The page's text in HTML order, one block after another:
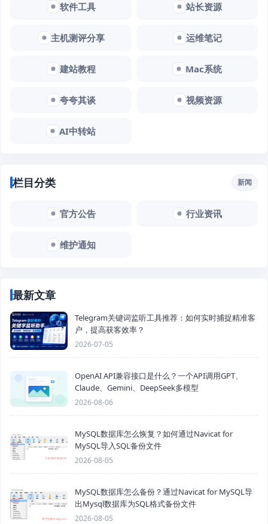
软件工具 站长资源
主机测评分享 运维笔记
建站教程 Mac系统
夸夸其谈 视频资源
AI中转站
栏目分类 新闻
官方公告 行业资讯
维护通知
最新文章
Telegram关键词监听工具推荐：如何实时捕捉精准客
户，提高获客效率？
2026-07-05
OpenAI API兼容接口是什么？一个API调用GPT、
Claude、Gemini、DeepSeek多模型
2026-08-06
MySQL数据库怎么恢复？如何通过Navicat for
MySQL导入SQL备份文件
2026-08-05
MySQL数据库怎么备份？通过Navicat for MySQL导
出Mysql数据库为SQL格式备份文件
2026-08-05